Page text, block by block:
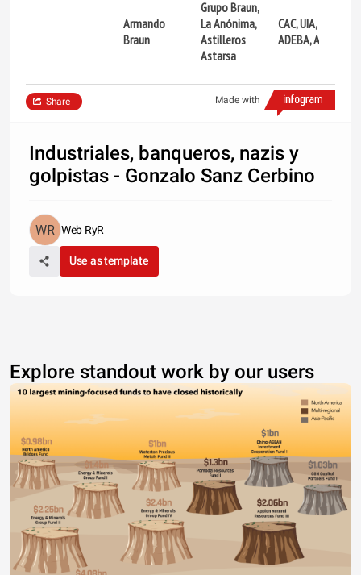
Armando
Braun
Grupo Braun,
La Anónima,
Astilleros
Astarsa
CAC, UIA,
ADEBA, APEGE
Made with
Share
Industriales, banqueros, nazis y
golpistas - Gonzalo Sanz Cerbino
Web RyR
Use as template
Explore standout work by our users